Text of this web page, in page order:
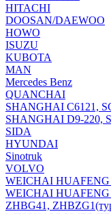
HITACHI
DOOSAN/DAEWOO
HOWO
ISUZU
KUBOTA
MAN
Mercedes Benz
QUANCHAI
SHANGHAI C6121,
SHANGHAI D9-220,
SIDA
HYUNDAI
Sinotruk
VOLVO
WEICHAI HUAFENG
WEICHAI HUAFENG
ZHBG41,